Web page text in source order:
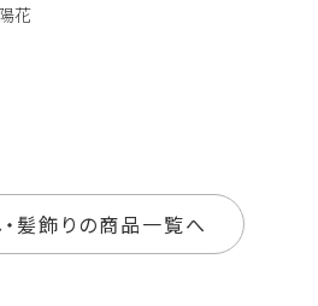
花
・髪飾りの商品一覧へ